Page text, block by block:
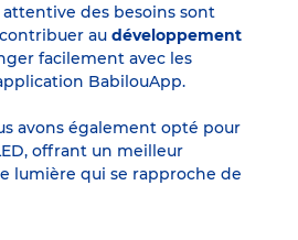
des besoins sont
au développement
facilement avec les
BabilouApp.
avons également opté pour
offrant un meilleur
lumière qui se rapproche de